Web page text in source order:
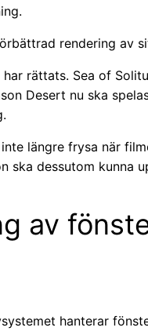
rendering av
rättats. Sea of
Desert nu ska
längre frysa när
ska dessutom kunna
av
hanterar